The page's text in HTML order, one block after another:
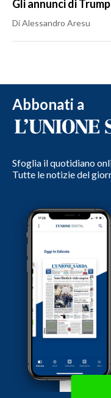
Gli annunci di Trump
Di Alessandro Aresu
Abbonati a
Sfoglia il quotidiano
Tutte le notizie del